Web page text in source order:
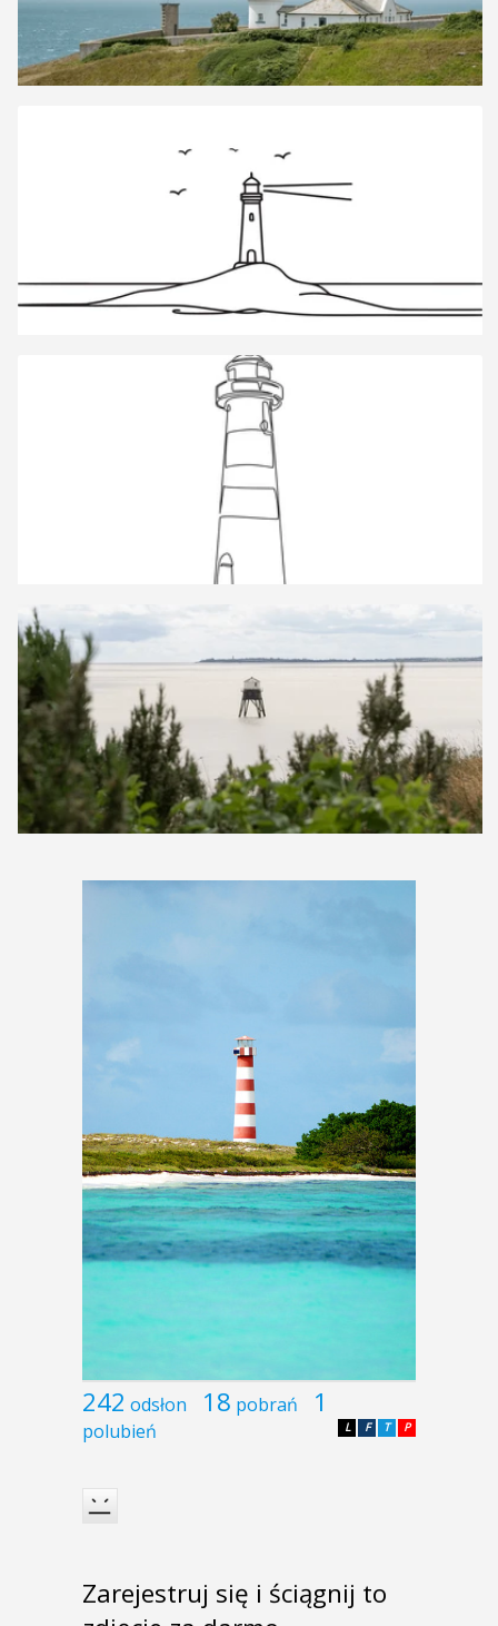
242 odsłon 18 pobrań 1
polubień P
T
F
L
Zarejestruj się i ściągnij to